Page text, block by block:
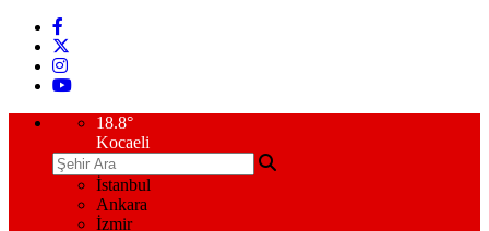
18.8°
Kocaeli
İstanbul
Ankara
İzmir